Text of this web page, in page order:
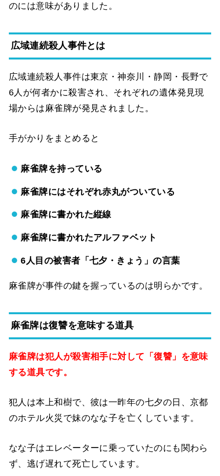
のには意味がありました。
広域連続殺人事件とは
広域連続殺人事件は東京・神奈川・静岡・長野で
6人が何者かに殺害され、それぞれの遺体発見現
場からは麻雀牌が発見されました。
手がかりをまとめると
麻雀牌を持っている
麻雀牌にはそれぞれ赤丸がついている
麻雀牌に書かれた縦線
麻雀牌に書かれたアルファベット
6人目の被害者「七夕・きょう」の言葉
麻雀牌が事件の鍵を握っているのは明らかです。
麻雀牌は復讐を意味する道具
麻雀牌は犯人が殺害相手に対して「復讐」を意味
する道具です。
犯人は本上和樹で、彼は一昨年の七夕の日、京都
のホテル火災で妹のなな子を亡くしています。
なな子はエレベーターに乗っていたのにも関わら
ず、逃げ遅れて死亡しています。